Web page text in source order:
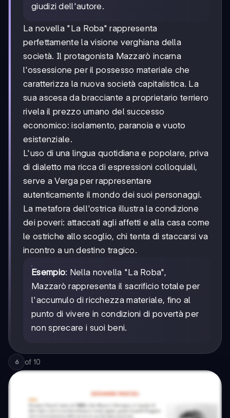
giudizi dell'autore.
La novella "La Roba" rappresenta
perfettamente la visione verghiana della
società. Il protagonista Mazzarò incarna
l'ossessione per il possesso materiale che
caratterizza la nuova società capitalistica. La
sua ascesa da bracciante a proprietario terriero
rivela il prezzo umano del successo
economico: isolamento, paranoia e vuoto
esistenziale.
L'uso di una lingua quotidiana e popolare, priva
di dialetto ma ricca di espressioni colloquiali,
serve a Verga per rappresentare
autenticamente il mondo dei suoi personaggi.
La metafora dell'ostrica illustra la condizione
dei poveri: attaccati agli affetti e alla casa come
le ostriche allo scoglio, chi tenta di staccarsi va
incontro a un destino tragico.
Esempio: Nella novella "La Roba",
Mazzarò rappresenta il sacrificio totale per
l'accumulo di ricchezza materiale, fino al
punto di vivere in condizioni di povertà per
non sprecare i suoi beni.
6 of 10